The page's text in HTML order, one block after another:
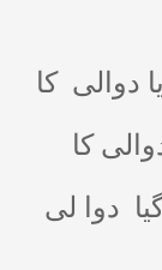
دوالی کا
کا
دوا لی